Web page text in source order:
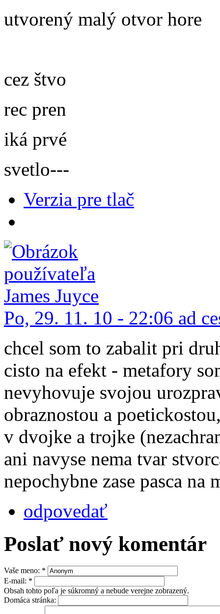
utvorený malý otvor hore
cez štvo
rec pren
iká prvé
svetlo---
Verzia pre tlač
Po, 29. 11. 10 - 22:06 ad
chcel som to zabalit pri
cisto na efekt - metafory
nevyhovuje svojou
obraznostou a
v dvojke a trojke
ani navyse nema tvar
nepochybne zase pasca na
odpovedať
Poslať nový komentár
Vaše meno: *
E-mail: *
Obsah tohto poľa je súkromný a nebude verejne zobrazený.
Domáca stránka: